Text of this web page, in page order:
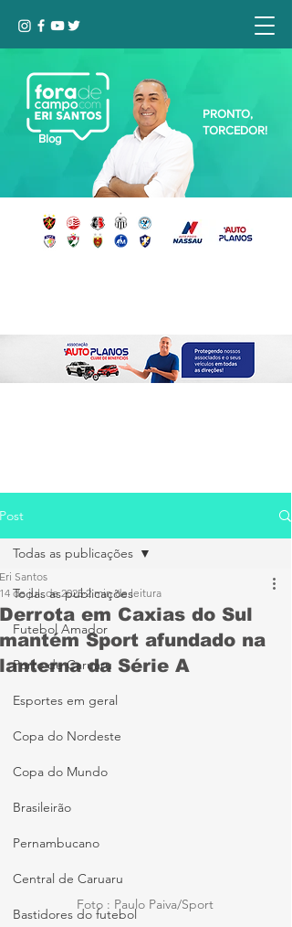
Blog
PRONTO,
TORCEDOR!
Post
Todas as publicações
Futebol Amador
Porto de Caruaru
Esportes em geral
Copa do Nordeste
Copa do Mundo
Brasileirão
Pernambucano
Central de Caruaru
Bastidores do futebol
Todas as publicações
Derrota em Caxias do Sul
mantém Sport afundado na
lanterna da Série A
Eri Santos
14 de jul. de 2025 2 min de leitura
Foto : Paulo Paiva/Sport